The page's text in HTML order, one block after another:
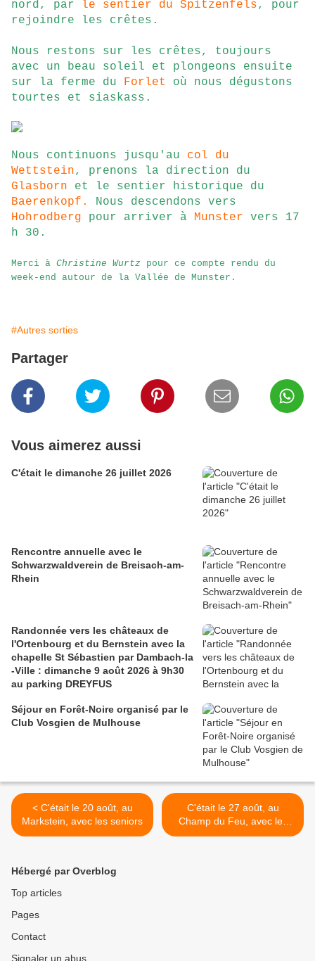
nord, par
le sentier du Spitzenfels, pour
rejoindre les crêtes.
Nous restons sur les crêtes, toujours
avec un beau soleil et plongeons ensuite
sur la ferme du Forlet
où nous dégustons
tourtes et siaskass.
Nous continuons jusqu'au col du
Wettstein, prenons la direction du
Glasborn et le sentier historique du
Baerenkopf.
Nous descendons vers
Hohrodberg pour arriver à Munster vers 17
h 30.
Merci à Christine Wurtz pour ce compte rendu du
week-end autour de la Vallée de Munster.
#Autres sorties
Partager
Vous aimerez aussi
C'était le dimanche 26 juillet 2026
Rencontre annuelle avec le
Schwarzwaldverein de Breisach-am-
Rhein
Randonnée vers les châteaux de
l'Ortenbourg et du Bernstein avec la
chapelle St Sébastien par Dambach-la
-Ville : dimanche 9 août 2026 à 9h30
au parking DREYFUS
Séjour en Forêt-Noire organisé par le
Club Vosgien de Mulhouse
< C'était le 20 août, au
Markstein, avec les seniors
C'était le 27 août, au
Champ du Feu, avec les
"bons marcheurs" >
Hébergé par Overblog
Top articles
Pages
Contact
Signaler un abus